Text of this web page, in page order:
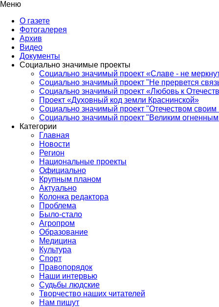
Меню
О газете
Фотогалерея
Архив
Видео
Документы
Социально значимые проекты
Социально значимый проект «Славе - не
Социально значимый проект "Не прервется
Социально значимый проект «Любовь к
Проект «Духовный код земли Краснинской»
Социально значимый проект "Отечеством своим
Социально значимый проект "Великим
Категории
Главная
Новости
Регион
Национальные проекты
Официально
Крупным планом
Актуально
Колонка редактора
Проблема
Было-стало
Агропром
Образование
Медицина
Культура
Спорт
Правопорядок
Наши интервью
Судьбы людские
Творчество наших читателей
Нам пишут